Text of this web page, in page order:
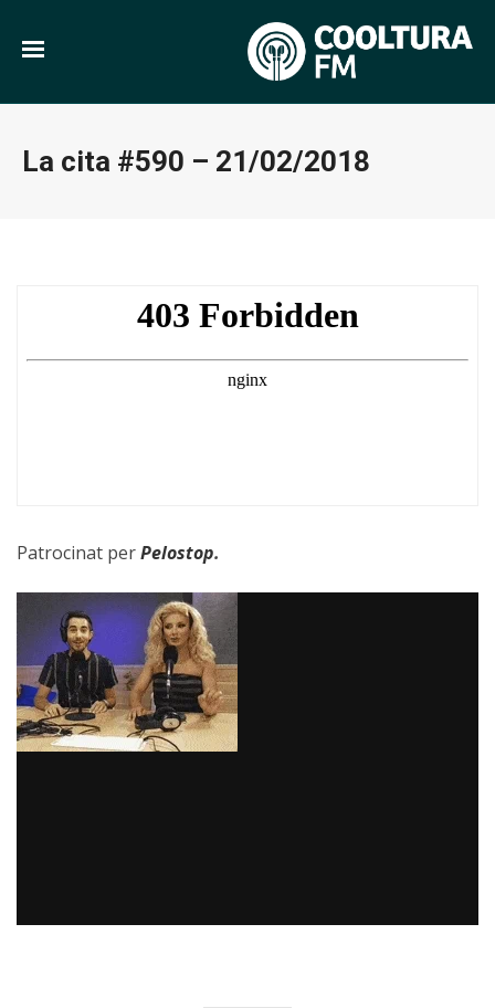
La cita #590 – 21/02/2018
Patrocinat perPelostop.